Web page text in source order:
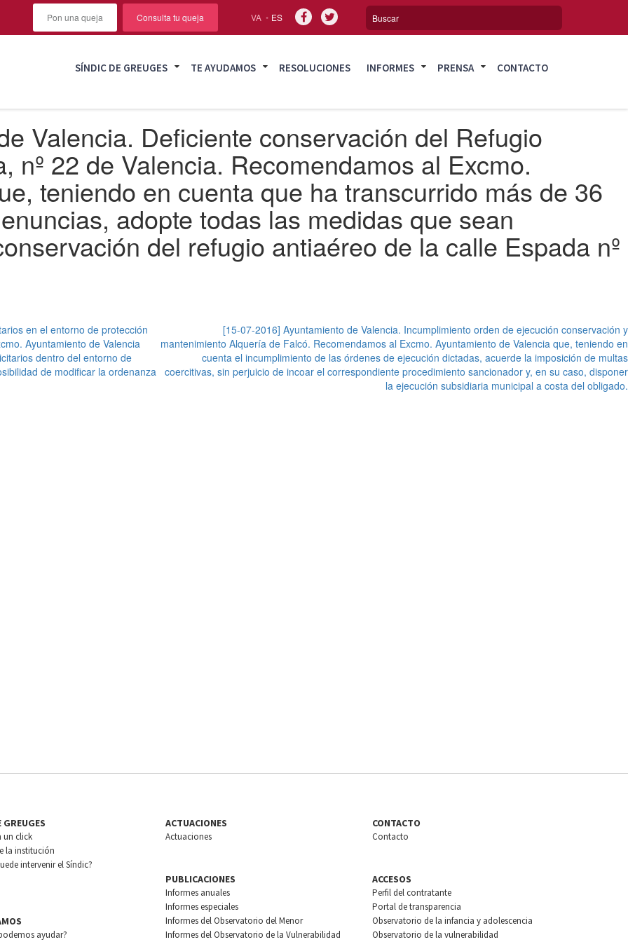
VA ES
Pon una queja Consulta tu queja
SÍNDIC DE GREUGES TE AYUDAMOS RESOLUCIONES INFORMES PRENSA CONTACTO
Valencia. Deficiente conservación del Refugio
nº 22 de Valencia. Recomendamos al Excmo.
teniendo en cuenta que ha transcurrido más de 36
adopte todas las medidas que sean
del refugio antiaéreo de la calle Espada nº
en el entorno de protección
Ayuntamiento de Valencia
dentro del entorno de
de modificar la ordenanza
[15-07-2016] Ayuntamiento de Valencia. Incumplimiento orden de ejecución conservación y
mantenimiento Alquería de Falcó. Recomendamos al Excmo. Ayuntamiento de Valencia que, teniendo en
cuenta el incumplimiento de las órdenes de ejecución dictadas, acuerde la imposición de multas
coercitivas, sin perjuicio de incoar el correspondiente procedimiento sancionador y, en su caso, disponer
la ejecución subsidiaria municipal a costa del obligado.
GREUGES
un click
la institución
intervenir el Síndic?
ayudar?
ACTUACIONES
Actuaciones
PUBLICACIONES
Informes anuales
Informes especiales
Informes del Observatorio del Menor
Informes del Observatorio de la Vulnerabilidad
CONTACTO
Contacto
ACCESOS
Perfil del contratante
Portal de transparencia
Observatorio de la infancia y adolescencia
Observatorio de la vulnerabilidad